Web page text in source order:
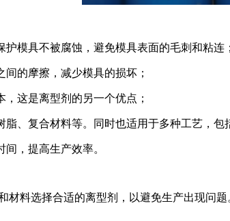
模具不被腐蚀，避免模具表面的毛刺和粘连；
的摩擦，减少模具的损坏；
这是离型剂的另一个优点；
、复合材料等。同时也适用于多种工艺，包
，提高生产效率。
料选择合适的离型剂，以避免生产出现问